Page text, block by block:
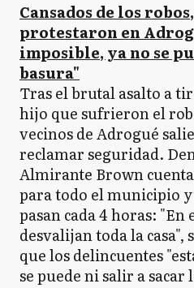
Cansados de los
protestaron en
imposible, ya no se
basura"
Tras el brutal asalto a
hijo que sufrieron el
vecinos de Adrogué
reclamar seguridad.
Almirante Brown
para todo el municipio
pasan cada 4 horas: "En
desvalijan toda la
que los delincuentes
se puede ni salir a sacar